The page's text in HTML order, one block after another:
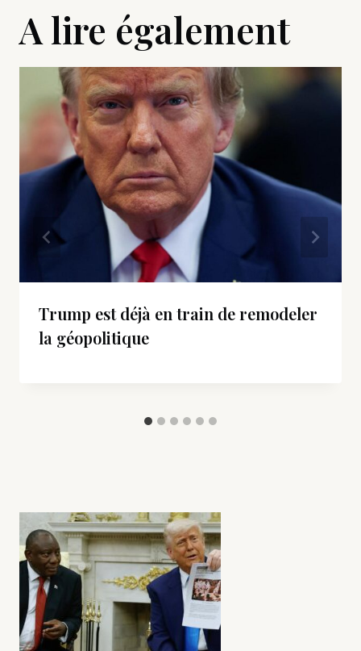
A lire également
Trump est déjà en train de remodeler
la géopolitique